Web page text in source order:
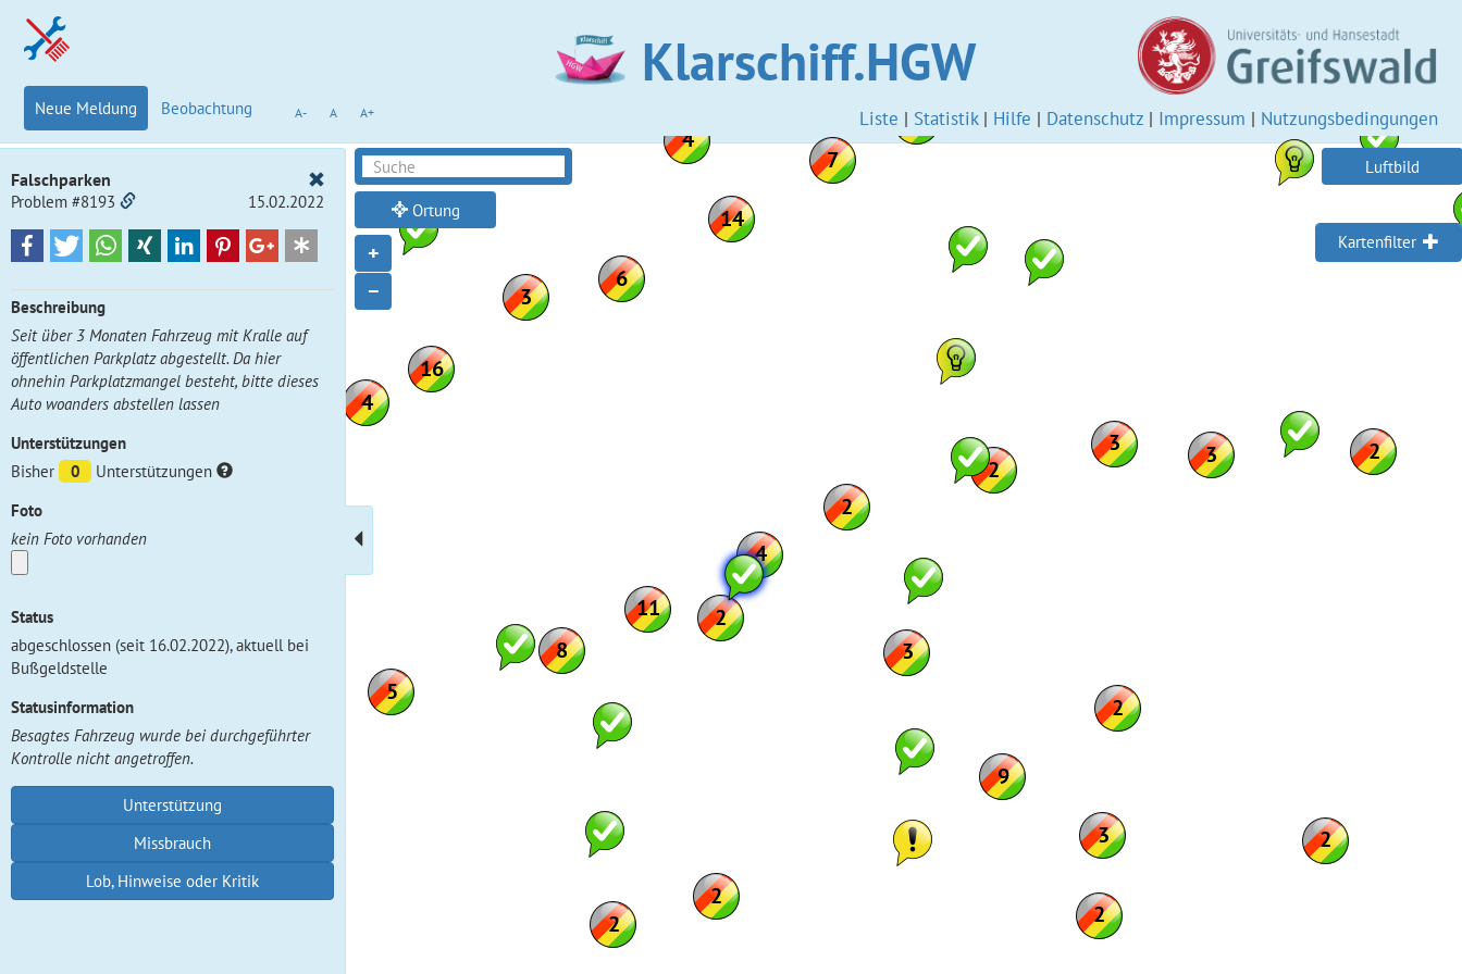
Klarschiff.HGW
Neue Meldung Beobachtung A- A A+ Liste | Statistik| Hilfe | Datenschutz | Impressum | Nutzungsbedingungen
Falschparken
Problem #8193 15.02.2022
Beschreibung
Seit über 3 Monaten Fahrzeug mit Kralle auf
öffentlichen Parkplatz abgestellt. Da hier
ohnehin Parkplatzmangel besteht, bitte dieses
Auto woanders abstellen lassen
Unterstützungen
Bisher
0
Unterstützungen
Foto
kein Foto vorhanden
Status
abgeschlossen (seit 16.02.2022), aktuell bei
Bußgeldstelle
Statusinformation
Besagtes Fahrzeug wurde bei durchgeführter
Kontrolle nicht angetroffen.
Unterstützung
Missbrauch
Lob, Hinweise oder Kritik
Kartenfilter
+
−
Ortung
Luftbild